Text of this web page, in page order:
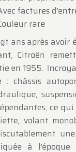
factures
rare
ans après avoir
Citroën
en 1955.
: châssis
ce
volant
à
l'occasion de
lundi 10 août au
sur rendez-
vous accueillir